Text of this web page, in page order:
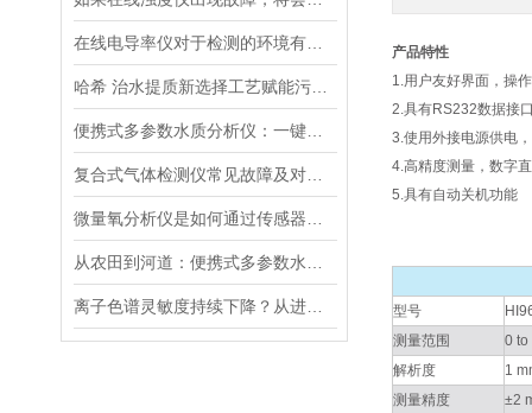
产品特性
1.用户友好界面，操
2.具有RS232数据接
3.使用外接电源供电
4.高精度测量，数字
5.具有自动关机功能
型号
测量范围
0 to
解析度
1
测量精度
±2